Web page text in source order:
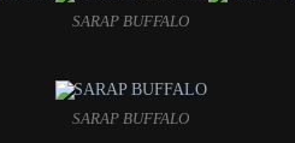
SARAP BUFFALO
SARAP BUFFALO